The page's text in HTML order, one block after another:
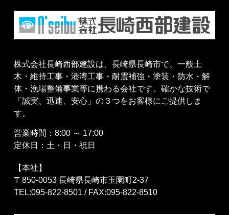
株式会社長崎西部建設は、長崎県長崎市で、一般土
木・維持工事・港湾工事・耐震補強・塗装・防水・解
体・漁場整備事業等に携わる会社です。確かな技術で
「誠実、迅速、安心」の３つをお客様にご提供しま
す。
営業時間：8:00 ～ 17:00
定休日：土・日・祝日
【本社】
〒850-0053 長崎県長崎市玉園町2-37
TEL:095-822-8501 / FAX:095-822-8510